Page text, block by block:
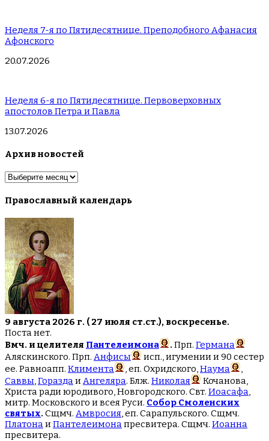
Неделя 7-я по Пятидесятнице. Преподобного Афанасия
Афонского
20.07.2026
Неделя 6-я по Пятидесятнице. Первоверховных
апостолов Петра и Павла
13.07.2026
Архив новостей
Архив
Православный календарь
9 августа 2026 г. ( 27 июля ст.ст.), воскресенье.
Поста нет.
Вмч. и целителя Пантелеимона . Прп. Германа
Аляскинского. Прп. Анфисы
исп., игумении и 90 сестер
ее. Равноапп. Климента , еп. Охридского,Наума
,
Саввы,ГораздаиАнгеляра. Блж. Николая
Кочанова,
Христа ради юродивого, Новгородского. Свт. Иоасафа,
митр. Московского и всея Руси. Собор Смоленских
святых. Сщмч. Амвросия, еп. Сарапульского. Сщмч.
ПлатонаиПантелеимонапресвитера. Сщмч. Иоанна
пресвитера.